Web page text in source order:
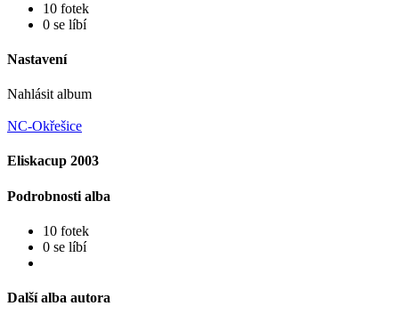
10 fotek
0 se líbí
Nastavení
Nahlásit album
NC-Okřešice
Eliskacup 2003
Podrobnosti alba
10 fotek
0 se líbí
Další alba autora